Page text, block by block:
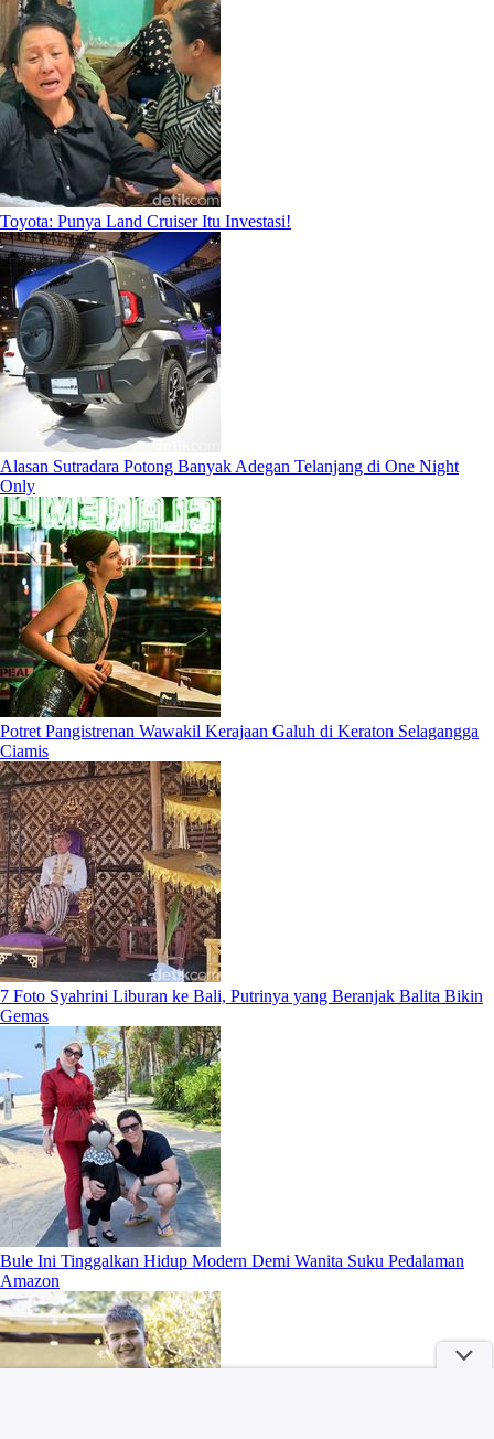
Toyota: Punya Land Cruiser Itu Investasi!
Alasan Sutradara Potong Banyak Adegan Telanjang di One Night
Only
Potret Pangistrenan Wawakil Kerajaan Galuh di Keraton Selagangga
Ciamis
7 Foto Syahrini Liburan ke Bali, Putrinya yang Beranjak Balita Bikin
Gemas
Bule Ini Tinggalkan Hidup Modern Demi Wanita Suku Pedalaman
Amazon